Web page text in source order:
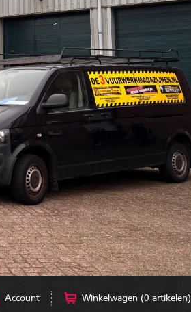
Account Winkelwagen (0 artikelen)